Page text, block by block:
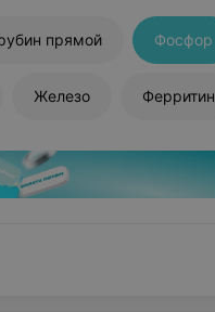
прямой Фосфор
Железо Ферритин